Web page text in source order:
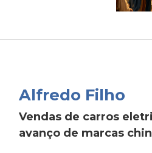
Alfredo Filho
Vendas de carros
avanço de marcas